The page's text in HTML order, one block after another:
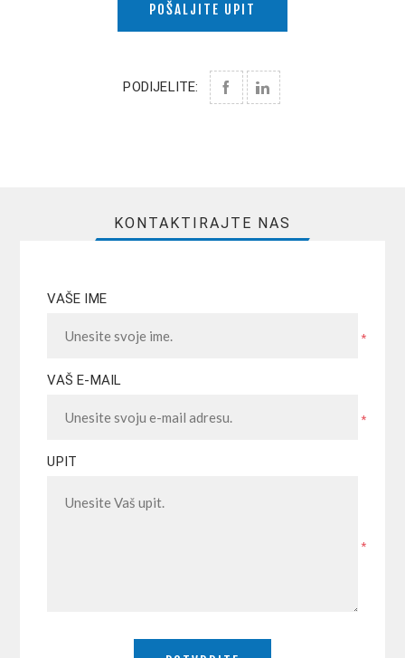
POŠALJITE UPIT
PODIJELITE:
KONTAKTIRAJTE NAS
VAŠE IME
*
VAŠ E-MAIL
*
UPIT
*